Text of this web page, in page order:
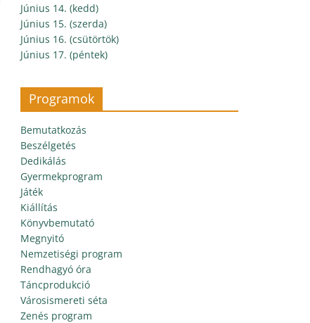
Június 14. (kedd)
Június 15. (szerda)
Június 16. (csütörtök)
Június 17. (péntek)
Programok
Bemutatkozás
Beszélgetés
Dedikálás
Gyermekprogram
Játék
Kiállítás
Könyvbemutató
Megnyitó
Nemzetiségi program
Rendhagyó óra
Táncprodukció
Városismereti séta
Zenés program